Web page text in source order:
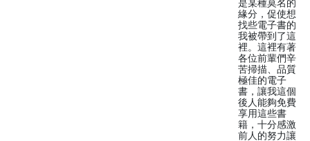
是某種莫名的
緣分，促使想
找些電子書的
我被帶到了這
裡。這裡有著
各位前輩們辛
苦掃描、品質
極佳的電子
書，讓我這個
後人能夠免費
享用這些書
籍，十分感激
前人的努力讓